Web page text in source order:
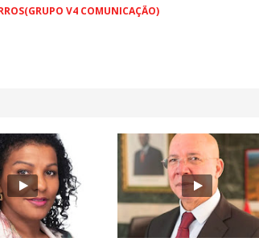
V4 COMUNICAÇÃO)